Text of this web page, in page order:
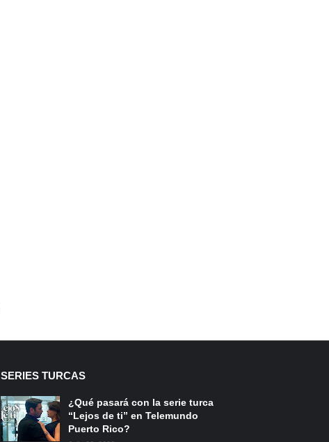
SERIES TURCAS
¿Qué pasará con la serie turca
“Lejos de ti” en Telemundo
Puerto Rico?